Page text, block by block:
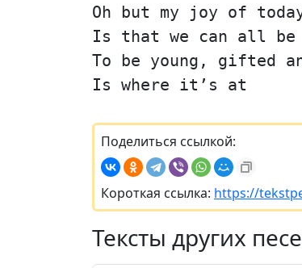
Oh but my joy of
Is that we can all be
To be young, gifted
Is where it’s at
Поделиться ссылкой:
Короткая ссылка: https://
Тексты других